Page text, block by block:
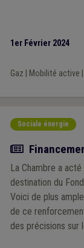
1er Février 2024
Gaz Mobilité active
Sociale énergie
Actualité
La Chambre a
destination du
Voici de plus
de ce
des précisions